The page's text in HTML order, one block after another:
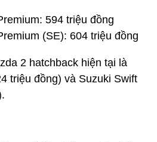
594 triệu đồng
(SE): 604 triệu đồng
2 hatchback hiện tại là
triệu đồng) và Suzuki Swift